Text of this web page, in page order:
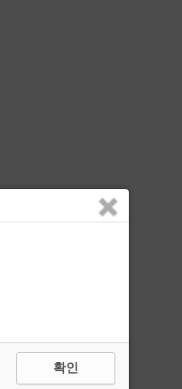
확인